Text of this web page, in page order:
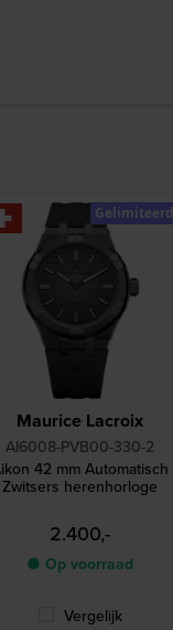
Maurice Lacroix
AI6008-PVB00-330-2
42 mm Automatisch
Zwitsers herenhorloge
2.400,-
● Op voorraad
Vergelijk
Gelimiteerd